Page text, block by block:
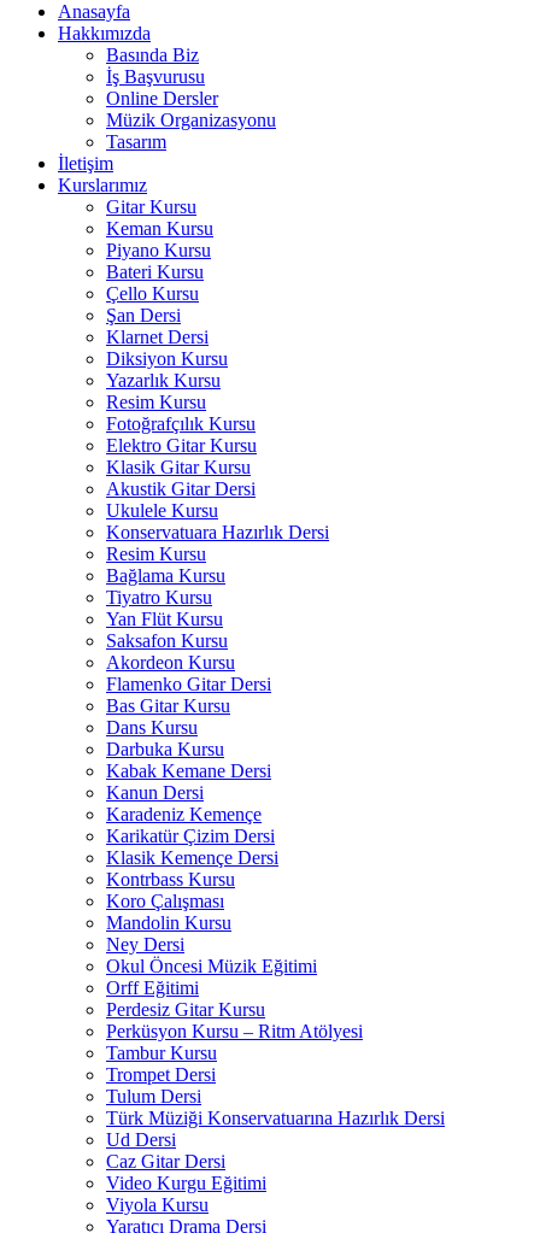
Anasayfa
Hakkımızda
Basında Biz
İş Başvurusu
Online Dersler
Müzik Organizasyonu
Tasarım
İletişim
Kurslarımız
Gitar Kursu
Keman Kursu
Piyano Kursu
Bateri Kursu
Çello Kursu
Şan Dersi
Klarnet Dersi
Diksiyon Kursu
Yazarlık Kursu
Resim Kursu
Fotoğrafçılık Kursu
Elektro Gitar Kursu
Klasik Gitar Kursu
Akustik Gitar Dersi
Ukulele Kursu
Konservatuara Hazırlık Dersi
Resim Kursu
Bağlama Kursu
Tiyatro Kursu
Yan Flüt Kursu
Saksafon Kursu
Akordeon Kursu
Flamenko Gitar Dersi
Bas Gitar Kursu
Dans Kursu
Darbuka Kursu
Kabak Kemane Dersi
Kanun Dersi
Karadeniz Kemençe
Karikatür Çizim Dersi
Klasik Kemençe Dersi
Kontrbass Kursu
Koro Çalışması
Mandolin Kursu
Ney Dersi
Okul Öncesi Müzik Eğitimi
Orff Eğitimi
Perdesiz Gitar Kursu
Perküsyon Kursu – Ritm Atölyesi
Tambur Kursu
Trompet Dersi
Tulum Dersi
Türk Müziği Konservatuarına Hazırlık Dersi
Ud Dersi
Caz Gitar Dersi
Video Kurgu Eğitimi
Viyola Kursu
Yaratıcı Drama Dersi